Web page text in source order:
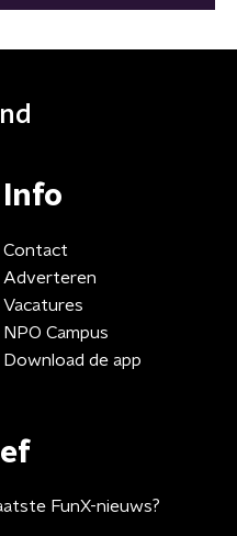
Info
Contact
Adverteren
Vacatures
NPO Campus
Download de app
FunX-nieuws?